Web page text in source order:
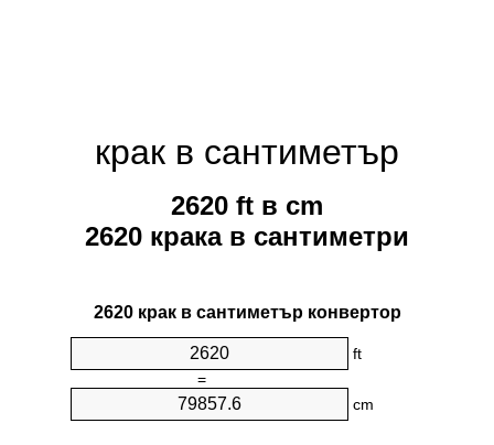
крак в сантиметър
2620 ft в cm
2620 крака в сантиметри
2620 крак в сантиметър конвертор
ft
=
cm